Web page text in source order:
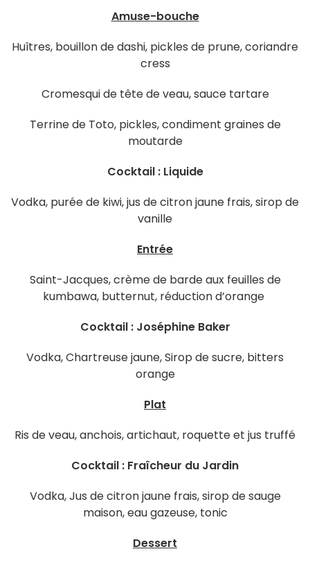
Amuse-bouche
Huîtres, bouillon de dashi, pickles de prune, coriandre
cress
Cromesqui de tête de veau, sauce tartare
Terrine de Toto, pickles, condiment graines de
moutarde
Cocktail : Liquide
Vodka, purée de kiwi, jus de citron jaune frais, sirop de
vanille
Entrée
Saint-Jacques, crème de barde aux feuilles de
kumbawa, butternut, réduction d’orange
Cocktail : Joséphine Baker
Vodka, Chartreuse jaune, Sirop de sucre, bitters
orange
Plat
Ris de veau, anchois, artichaut, roquette et jus truffé
Cocktail : Fraîcheur du Jardin
Vodka, Jus de citron jaune frais, sirop de sauge
maison, eau gazeuse, tonic
Dessert